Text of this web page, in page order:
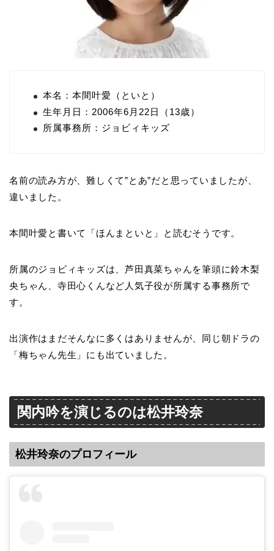
本名：本間叶愛（といと）
生年月日：2006年6月22日（13歳）
所属事務所：ジョビィキッズ
名前の読み方が、難しくて”とあ”だと思っていましたが、
違いました。
本間叶愛と書いて「ほんまといと 」と読むそうです。
所属のジョビィキッズは、芦田真菜ちゃんを筆頭に鈴木梨
央ちゃん、寺田心くんなど人気子役が所属する事務所で
す。
出演作はまだそんなに多くはありませんが、同じ朝ドラの
「梅ちゃん先生」にも出ていました。
関内吟を演じるのは松井玲奈
松井玲奈のプロフィール